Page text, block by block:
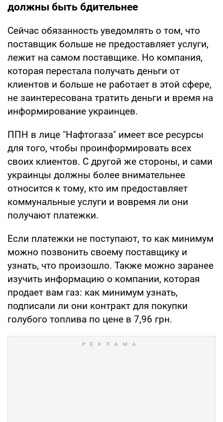
должны быть бдительнее
Сейчас обязанность уведомлять о том, что
поставщик больше не предоставляет услуги,
лежит на самом поставщике. Но компания,
которая перестала получать деньги от
клиентов и больше не работает в этой сфере,
не заинтересована тратить деньги и время на
информирование украинцев.
ППН в лице "Нафтогаза" имеет все ресурсы
для того, чтобы проинформировать всех
своих клиентов. С другой же стороны, и сами
украинцы должны более внимательнее
относится к тому, кто им предоставляет
коммунальные услуги и вовремя ли они
получают платежки.
Если платежки не поступают, то как минимум
можно позвонить своему поставщику и
узнать, что произошло. Также можно заранее
изучить информацию о компании, которая
продает вам газ: как минимум узнать,
подписали ли они контракт для покупки
голубого топлива по цене в 7,96 грн.